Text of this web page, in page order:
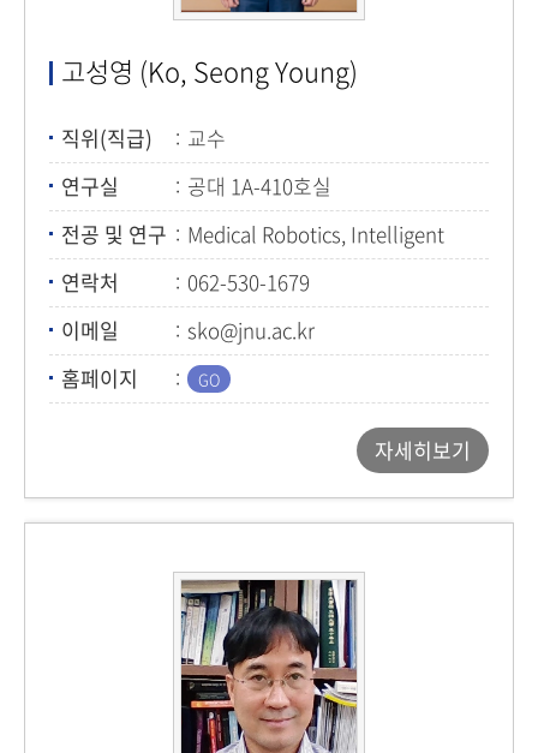
고성영 (Ko, Seong Young)
직위(직급)
교수
연구실
공대 1A-410호실
전공 및 연구
Medical Robotics, Intelligent
Control, Service Robotics
연락처
062-530-1679
이메일
sko@jnu.ac.kr
홈페이지
자세히보기